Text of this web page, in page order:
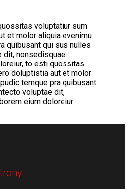
voluptatiur sum
et molor aliquia evenimu
quibusant qui sus nulles
dit, nonsedisquae
to esti quossitas
doluptistia aut et molor
temque pra quibusant
voluptae dit,
eium doloreiur